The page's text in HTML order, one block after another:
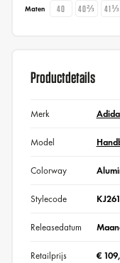
Maten 40 40⅔ 41⅓
Productdetails
Merk
Model
Colorway
Stylecode
Releasedatum
Retailprijs €